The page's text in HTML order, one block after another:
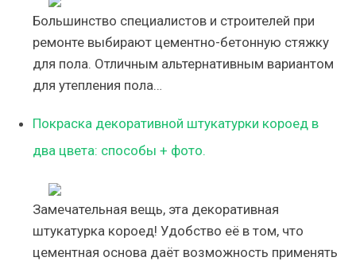
Большинство специалистов и строителей при
ремонте выбирают цементно-бетонную стяжку
для пола. Отличным альтернативным вариантом
для утепления пола…
Покраска декоративной штукатурки короед в
два цвета: способы + фото.
Замечательная вещь, эта декоративная
штукатурка короед! Удобство её в том, что
цементная основа даёт возможность применять